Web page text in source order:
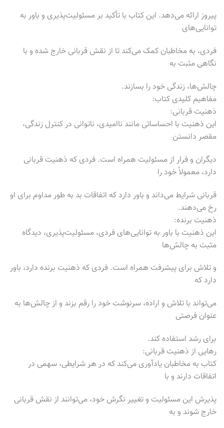
پیروز ارائه می‌دهد. این کتاب با تأکید بر مسئولیت‌پذیری و باور به
توانایی‌های
فردی، به مخاطبان کمک می‌کند تا از نقش قربانی خارج شده و با
نگاهی مثبت به
چالش‌ها، زندگی خود را بسازند.
مفاهیم کلیدی کتاب:
ذهنیت قربانی:
این ذهنیت با احساساتی مانند ناامیدی، ناتوانی در کنترل زندگی،
مقصر دانستن
دیگران و فرار از مسئولیت همراه است. فردی که ذهنیت قربانی
دارد، معمولاً خود را
قربانی شرایط می‌داند و باور دارد که اتفاقات بد به طور مداوم برای او
رخ می‌دهند.
ذهنیت برنده:
این ذهنیت با باور به توانایی‌های فردی، مسئولیت‌پذیری، دیدگاه
مثبت به چالش‌ها
و تلاش برای پیشرفت همراه است. فردی که ذهنیت برنده دارد، باور
دارد که
می‌تواند با تلاش و اراده، سرنوشت خود را رقم بزند و از چالش‌ها به
عنوان فرصتی
برای رشد استفاده کند.
رهایی از ذهنیت قربانی:
کتاب به مخاطبان یادآوری می‌کند که در هر شرایطی، سهمی در
اتفاقات دارند و با
پذیرش این مسئولیت و تغییر نگرش خود، می‌توانند از نقش قربانی
خارج شوند و به